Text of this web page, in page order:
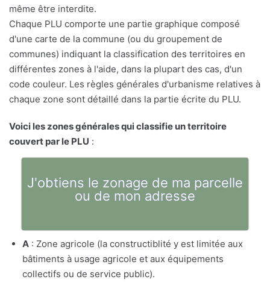
même être interdite.
Chaque PLU comporte une partie graphique composé
d'une carte de la commune (ou du groupement de
communes) indiquant la classification des territoires en
différentes zones à l'aide, dans la plupart des cas, d'un
code couleur. Les règles générales d'urbanisme relatives à
chaque zone sont détaillé dans la partie écrite du PLU.
Voici les zones générales qui classifie un territoire
couvert par le PLU :
J'obtiens le zonage de ma parcelle
ou de mon adresse
A : Zone agricole (la constructiblité y est limitée aux
bâtiments à usage agricole et aux équipements
collectifs ou de service public).